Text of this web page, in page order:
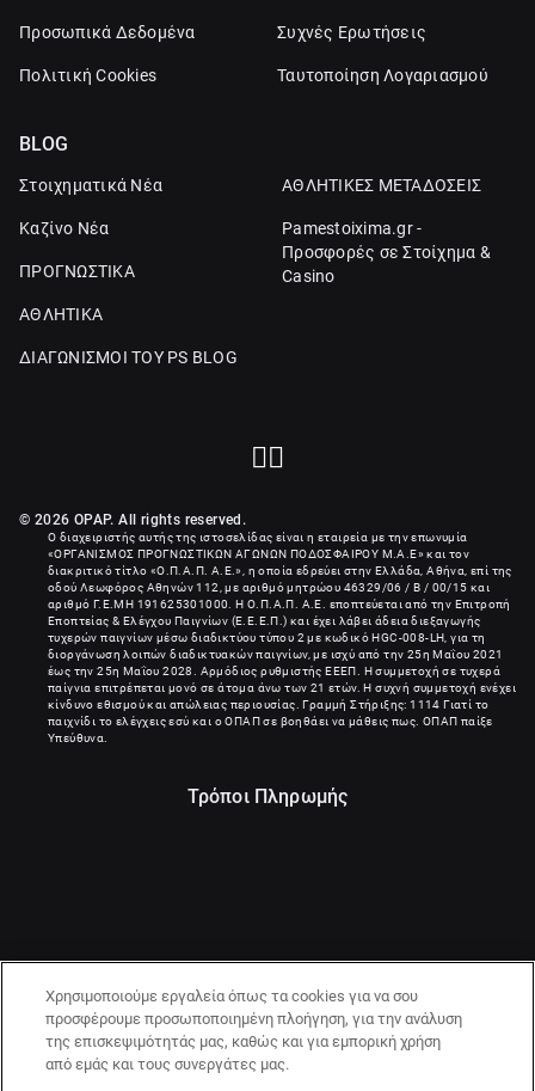
Προσωπικά Δεδομένα
Πολιτική Cookies
Συχνές Ερωτήσεις
Ταυτοποίηση Λογαριασμού
BLOG
Στοιχηματικά Νέα
Καζίνο Νέα
ΠΡΟΓΝΩΣΤΙΚΑ
ΑΘΛΗΤΙΚΑ
ΔΙΑΓΩΝΙΣΜΟΙ ΤΟΥ PS BLOG
ΑΘΛΗΤΙΚΕΣ ΜΕΤΑΔΟΣΕΙΣ
Pamestoixima.gr -
Προσφορές σε Στοίχημα &
Casino
© 2026 OPAP. All rights reserved.
Ο διαχειριστής αυτής της ιστοσελίδας είναι η εταιρεία με την επωνυμία
«ΟΡΓΑΝΙΣΜΟΣ ΠΡΟΓΝΩΣΤΙΚΩΝ ΑΓΩΝΩΝ ΠΟΔΟΣΦΑΙΡΟΥ Μ.Α.Ε» και τον
διακριτικό τίτλο «Ο.Π.Α.Π. Α.Ε.», η οποία εδρεύει στην Ελλάδα, Αθήνα, επί της
οδού Λεωφόρος Αθηνών 112, με αριθμό μητρώου 46329/06 / B / 00/15 και
αριθμό Γ.Ε.ΜΗ 191625301000
. Η Ο.Π.Α.Π. Α.Ε. εποπτεύεται από την Επιτροπή
Εποπτείας & Ελέγχου Παιγνίων (Ε.Ε.Ε.Π.) και έχει λάβει άδεια διεξαγωγής
τυχερών παιγνίων μέσω διαδικτύου τύπου 2 με κωδικό HGC-008-LH, για τη
διοργάνωση λοιπών διαδικτυακών παιγνίων, με ισχύ από την 25η Μαΐου 2021
έως την 25η Μαΐου 2028. Αρμόδιος ρυθμιστής ΕΕΕΠ. Η συμμετοχή σε τυχερά
παίγνια επιτρέπεται μονό σε άτομα άνω των 21 ετών. Η συχνή συμμετοχή ενέχει
κίνδυνο εθισμού και απώλειας περιουσίας. Γραμμή Στήριξης: 1114 Γιατί το
παιχνίδι το ελέγχεις εσύ και ο ΟΠΑΠ σε βοηθάει να μάθεις πως. ΟΠΑΠ παίξε
Υπεύθυνα.
Τρόποι Πληρωμής
Χρησιμοποιούμε εργαλεία όπως τα cookies για να σου
προσφέρουμε προσωποποιημένη πλοήγηση, για την ανάλυση
της επισκεψιμότητάς μας, καθώς και για εμπορική χρήση
από εμάς και τους συνεργάτες μας.